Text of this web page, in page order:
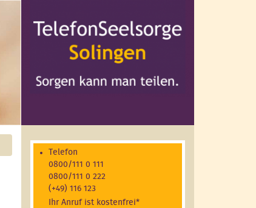
Telefon
0800/111 0 111
0800/111 0 222
(+49) 116 123
Ihr Anruf ist kostenfrei*